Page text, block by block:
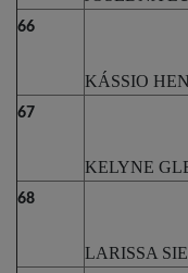
66
KÁSSIO
67
KELYNE
68
LARISSA